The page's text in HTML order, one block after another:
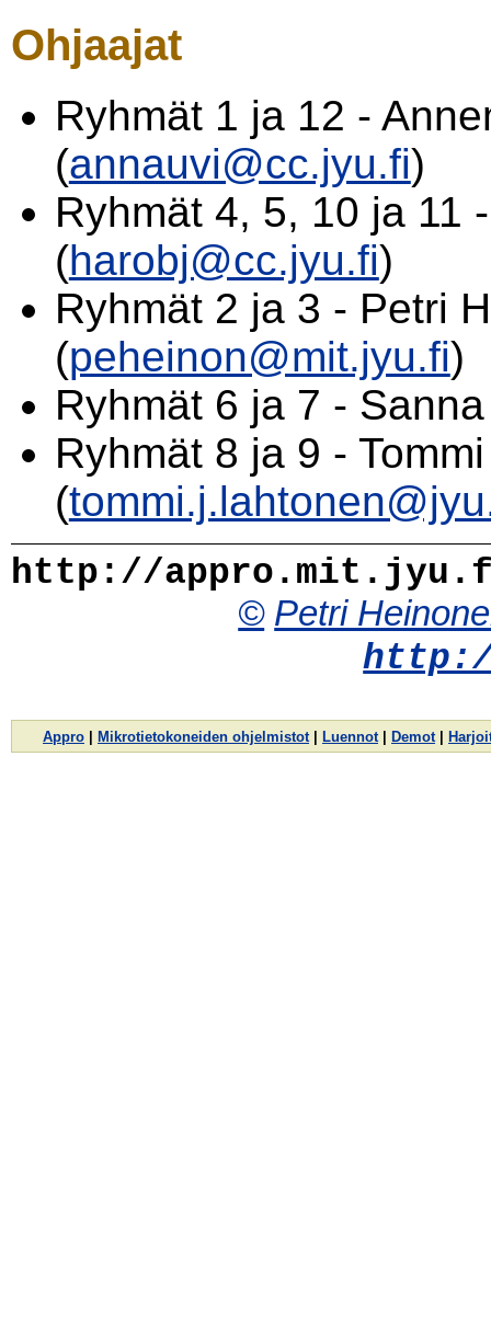
Ohjaajat
Ryhmät 1 ja 12 -
(annauvi@cc.jyu.fi)
Ryhmät 4, 5, 10 ja 11
(harobj@cc.jyu.fi)
Ryhmät 2 ja 3 - Petri
(peheinon@mit.jyu.fi)
Ryhmät 6 ja 7 -
Ryhmät 8 ja 9 -
(
http://
© Petri
Appro Mikrotietokoneiden ohjelmistot Luennot Demot